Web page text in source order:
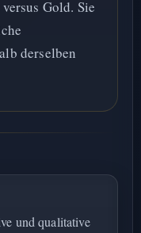
Gold. Sie
derselben
und qualitative